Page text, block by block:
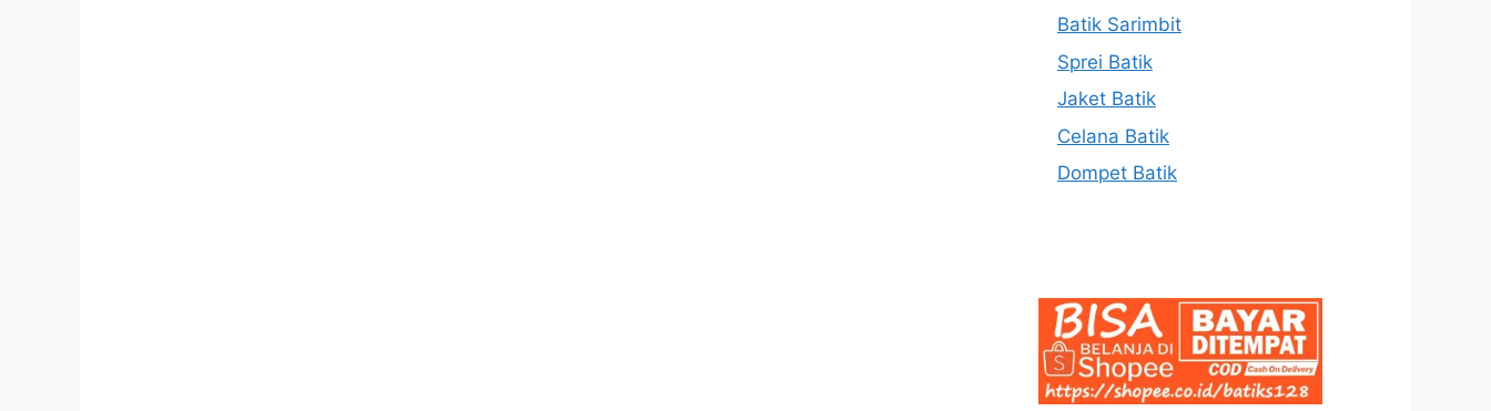
Batik Sarimbit
Sprei Batik
Jaket Batik
Celana Batik
Dompet Batik